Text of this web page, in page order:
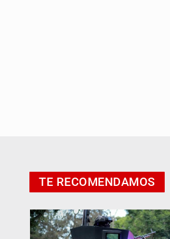
TE RECOMENDAMOS